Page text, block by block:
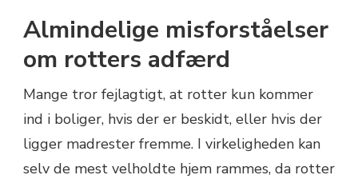
Almindelige misforståelser
om rotters adfærd
Mange tror fejlagtigt, at rotter kun kommer
ind i boliger, hvis der er beskidt, eller hvis der
ligger madrester fremme. I virkeligheden kan
selv de mest velholdte hjem rammes, da rotter